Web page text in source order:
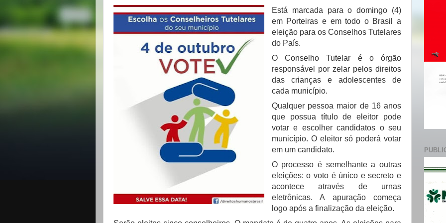
Está marcada para o domingo (4)
em Porteiras e em todo o Brasil a
eleição para os Conselhos Tutelares
do País.
O Conselho Tutelar é o órgão
responsável por zelar pelos direitos
das crianças e adolescentes de
cada município.
Qualquer pessoa maior de 16 anos
que possua título de eleitor pode
votar e escolher candidatos o seu
município. O eleitor só poderá votar
em um candidato.
O processo é semelhante a outras
eleições: o voto é único e secreto e
acontece através de urnas
eletrônicas. A apuração começa
logo após a finalização da eleição.